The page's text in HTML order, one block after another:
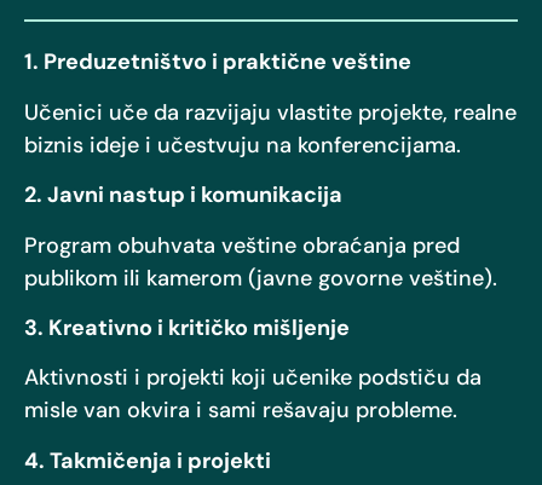
1. Preduzetništvo i praktične veštine
Učenici uče da razvijaju vlastite projekte, realne
biznis ideje i učestvuju na konferencijama.
2. Javni nastup i komunikacija
Program obuhvata veštine obraćanja pred
publikom ili kamerom (javne govorne veštine).
3. Kreativno i kritičko mišljenje
Aktivnosti i projekti koji učenike podstiču da
misle van okvira i sami rešavaju probleme.
4. Takmičenja i projekti